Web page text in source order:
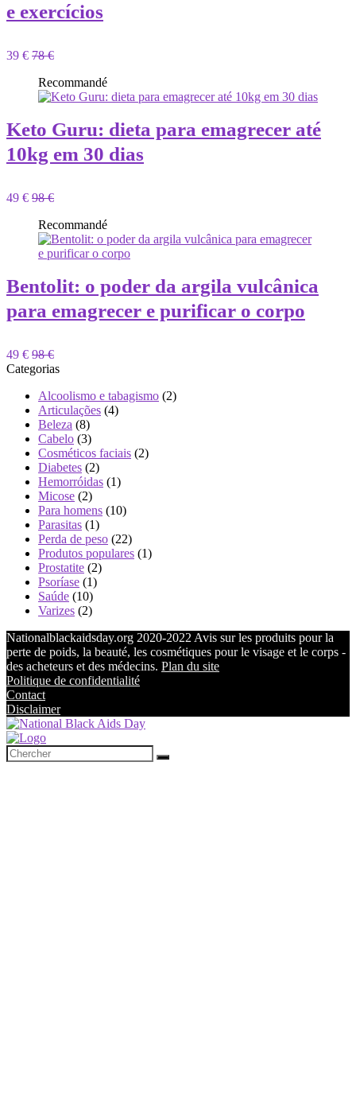
e exercícios
39 € 78 €
Recommandé
Keto Guru: dieta para emagrecer até
10kg em 30 dias
49 € 98 €
Recommandé
Bentolit: o poder da argila vulcânica
para emagrecer e purificar o corpo
49 € 98 €
Categorias
Alcoolismo e tabagismo (2)
Articulações (4)
Beleza (8)
Cabelo (3)
Cosméticos faciais (2)
Diabetes (2)
Hemorróidas (1)
Micose (2)
Para homens (10)
Parasitas (1)
Perda de peso (22)
Produtos populares (1)
Prostatite (2)
Psoríase (1)
Saúde (10)
Varizes (2)
Nationalblackaidsday.org 2020-2022 Avis sur les produits pour la
perte de poids, la beauté, les cosmétiques pour le visage et le corps -
des acheteurs et des médecins. Plan du site
Politique de confidentialité
Contact
Disclaimer